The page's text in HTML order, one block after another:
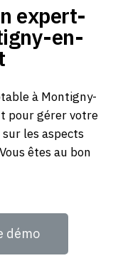
expert-
en-
à Montigny-
pour gérer votre
les aspects
êtes au bon
démo